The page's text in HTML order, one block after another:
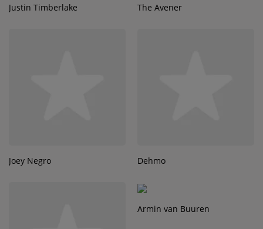
Justin Timberlake The Avener
Joey Negro Dehmo
Armin van Buuren